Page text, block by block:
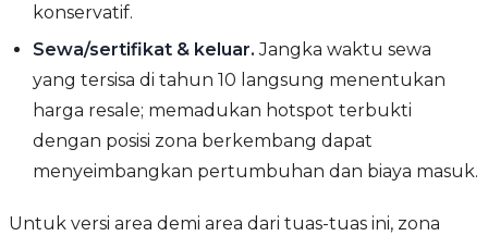
konservatif.
Sewa/sertifikat & keluar. Jangka waktu sewa
yang tersisa di tahun 10 langsung menentukan
harga resale; memadukan hotspot terbukti
dengan posisi zona berkembang dapat
menyeimbangkan pertumbuhan dan biaya masuk.
Untuk versi area demi area dari tuas-tuas ini, zona